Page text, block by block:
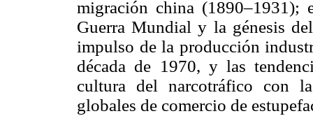
migración china (1890–1931);
Guerra Mundial y la génesis
impulso de la producción
década de 1970, y las
cultura del narcotráfico con
globales de comercio de